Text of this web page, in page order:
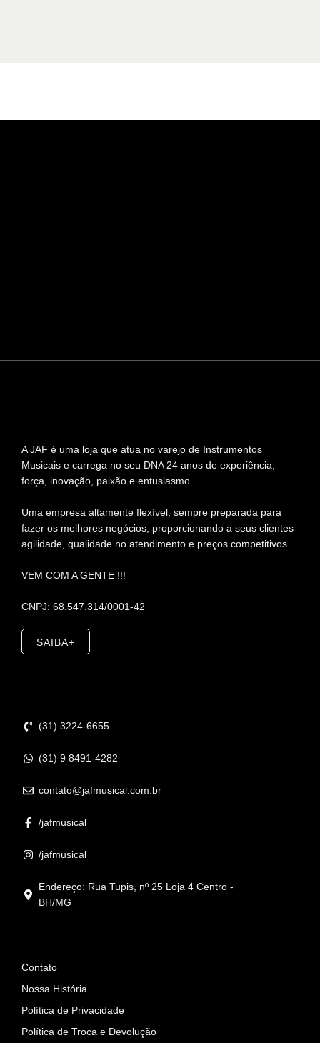
A JAF é uma loja que atua no varejo de Instrumentos
Musicais e carrega no seu DNA 24 anos de experiência,
força, inovação, paixão e entusiasmo.
Uma empresa altamente flexível, sempre preparada para
fazer os melhores negócios, proporcionando a seus clientes
agilidade, qualidade no atendimento e preços competitivos.
VEM COM A GENTE !!!
CNPJ: 68.547.314/0001-42
SAIBA+
(31) 3224-6655
(31) 9 8491-4282
contato@jafmusical.com.br
/jafmusical
/jafmusical
Endereço: Rua Tupis, nº 25 Loja 4 Centro -
BH/MG
Contato
Nossa História
Política de Privacidade
Política de Troca e Devolução